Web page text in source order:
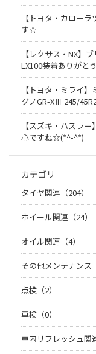
【トヨタ・カロー
す☆
【レクサス・NX】
LX100装着ありがと
【トヨタ・ミライ
グノGR-XⅢ 245/
【スズキ・ハスラ
心ですね☆(*^-^*)
カテゴリ
タイヤ関連（204）
ホイール関連（24）
オイル関連（4）
その他メンテナンス
点検（2）
車検（0）
車内リフレッシュ関